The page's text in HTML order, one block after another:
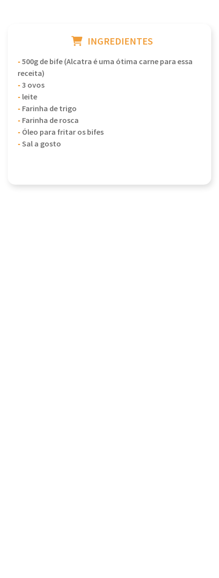
INGREDIENTES
-500g de bife (Alcatra é uma ótima carne para essa
receita)
-3 ovos
- leite
- Farinha de trigo
- Farinha de rosca
- Óleo para fritar os bifes
-Sal a gosto